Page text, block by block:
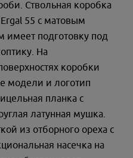
Ствольная коробка
55 с матовым
подготовку под
На
коробки
модели и логотип
планка с
латунная мушка.
из отборного ореха с
насечка на